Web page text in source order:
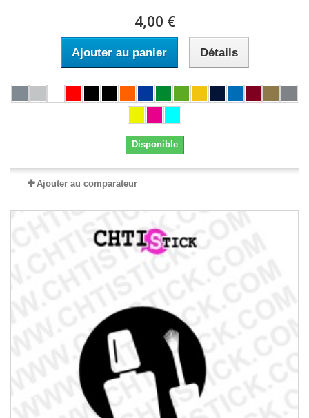
4,00 €
Ajouter au panier Détails
Disponible
Ajouter au comparateur